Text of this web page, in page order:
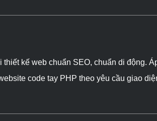
kế web chuẩn SEO, chuẩn di động.
code tay PHP theo yêu cầu giao